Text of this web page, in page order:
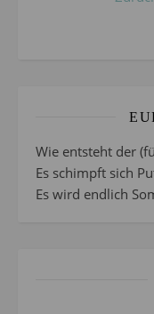
Wie entsteht der
Es schimpft sich
Es wird endlich